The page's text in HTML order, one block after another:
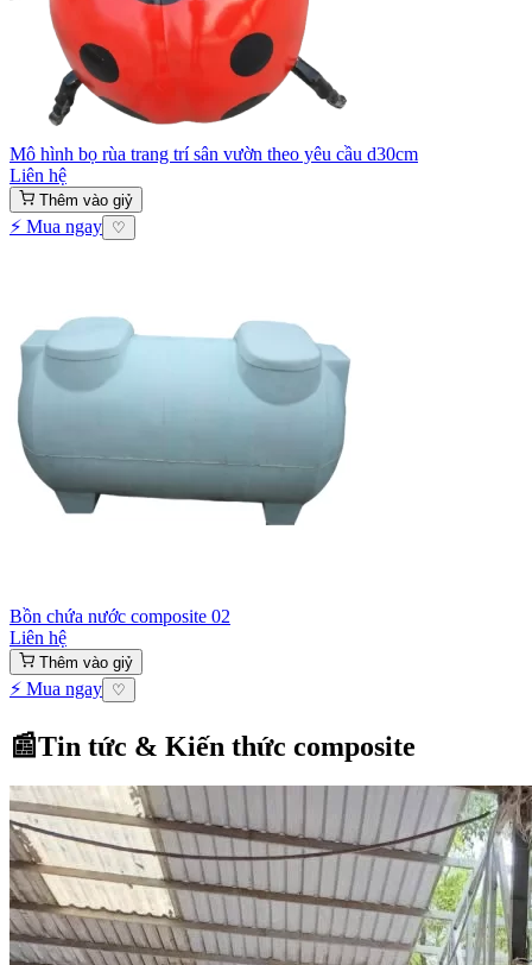
Mô hình bọ rùa trang trí sân vườn theo yêu cầu d30cm
Liên hệ
Thêm vào giỷ
⚡ Mua ngay ♡
Bồn chứa nước composite 02
Liên hệ
Thêm vào giỷ
⚡ Mua ngay ♡
📰Tin tức & Kiến thức composite